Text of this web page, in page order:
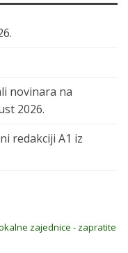
novinara na
2026.
redakciji A1 iz
zajednice - zapratite